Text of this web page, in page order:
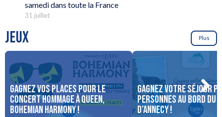
samedi dans toute la France
31 juillet
JEUX Plus
Gagnez vos places pour le
concert Hommage à Queen,
Bohemian Harmony !
Gagnez votre séjour
personnes au bord du
d’Annecy !